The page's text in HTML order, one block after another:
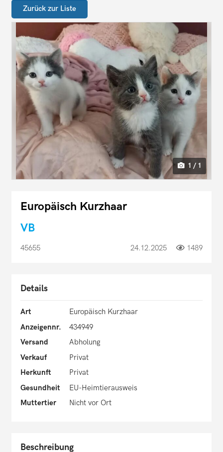
Zurück zur Liste
1 / 1
Europäisch Kurzhaar
VB
45655 24.12.2025 1489
Details
Art
Europäisch Kurzhaar
Anzeigennr.
434949
Versand
Abholung
Verkauf
Privat
Herkunft
Privat
Gesundheit
EU-Heimtierausweis
Muttertier
Nicht vor Ort
Beschreibung